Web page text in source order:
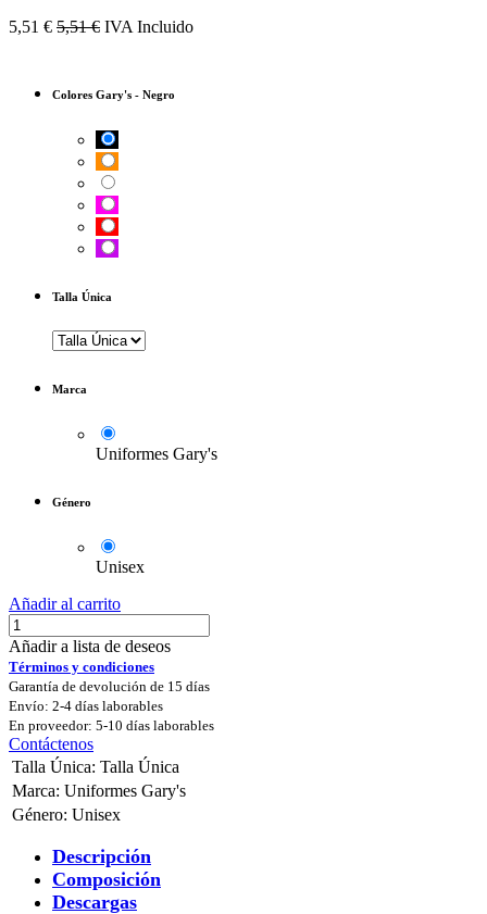
5,51 € 5,51€ IVA Incluido
Colores Gary's - Negro
Talla Única
Marca
Uniformes Gary's
Género
Unisex
Añadir al carrito
Añadir a lista de deseos
Términos y condiciones
Garantía de devolución de 15 días
Envío: 2-4 días laborables
En proveedor: 5-10 días laborables
Contáctenos
Talla Única: Talla Única
Marca: Uniformes Gary's
Género: Unisex
Descripción
Composición
Descargas